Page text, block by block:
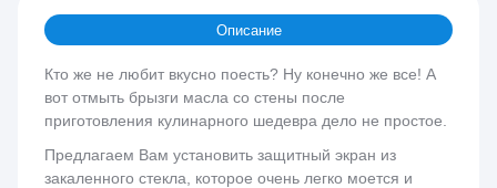
Описание
Кто же не любит вкусно поесть? Ну конечно же все! А
вот отмыть брызги масла со стены после
приготовления кулинарного шедевра дело не простое.
Предлагаем Вам установить защитный экран из
закаленного стекла, которое очень легко моется и